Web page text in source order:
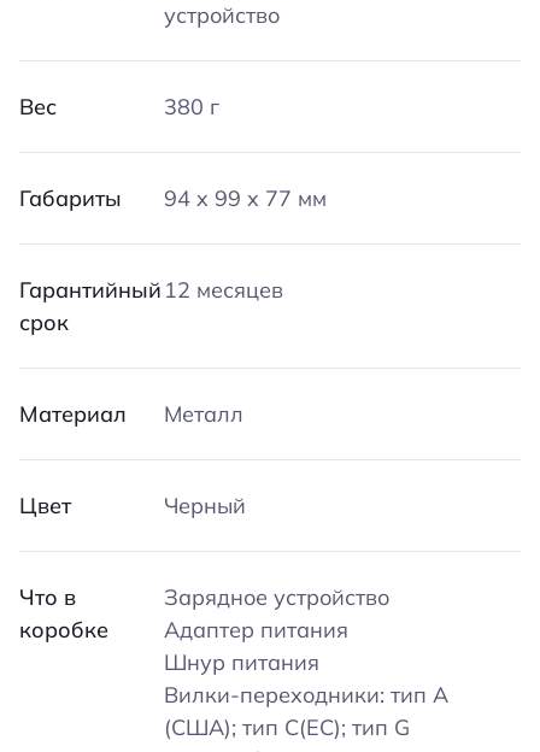
устройство
Вес 380 г
Габариты 94 x 99 x 77 мм
Гарантийный
срок
12 месяцев
Материал Металл
Цвет Черный
Что в
коробке
Зарядное устройство
Адаптер питания
Шнур питания
Вилки-переходники: тип A
(США); тип C(ЕС); тип G